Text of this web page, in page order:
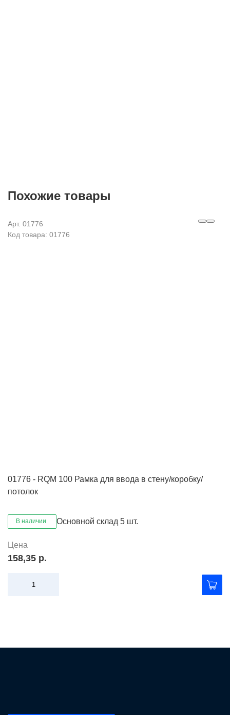
Похожие товары
Арт. 01776
Код товара: 01776
01776 - RQM 100 Рамка для ввода в стену/коробку/
потолок
В наличии Основной склад 5 шт.
Цена
158,35 р.